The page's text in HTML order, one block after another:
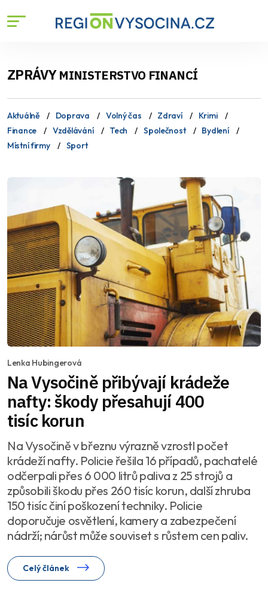
ZPRÁVYMINISTERSTVO FINANCÍ
Aktuálně Doprava Volný čas Zdraví
Krimi
Finance
Vzdělávání Tech Společnost
Bydlení
Místní firmy
Sport
Lenka Hubingerová
Na Vysočině přibývají krádeže
nafty: škody přesahují 400
tisíc korun
Na Vysočině v březnu výrazně vzrostl počet
krádeží nafty. Policie řešila 16 případů, pachatelé
odčerpali přes 6 000 litrů paliva z 25 strojů a
způsobili škodu přes 260 tisíc korun, další zhruba
150 tisíc činí poškození techniky. Policie
doporučuje osvětlení, kamery a zabezpečení
nádrží; nárůst může souviset s růstem cen paliv.
Celý článek